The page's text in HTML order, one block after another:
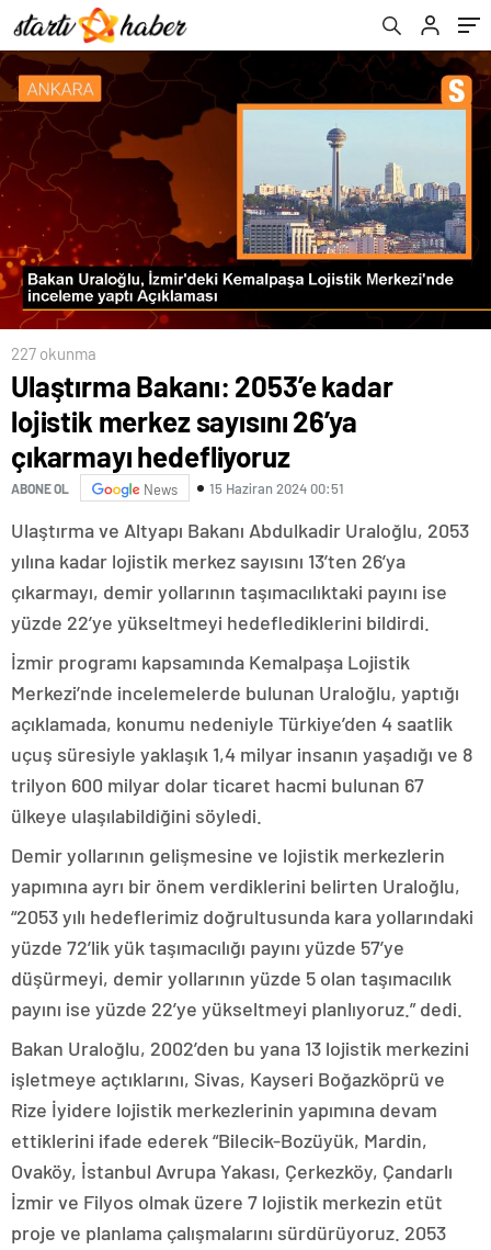
227 okunma
Ulaştırma Bakanı: 2053’e kadar
lojistik merkez sayısını 26’ya
çıkarmayı hedefliyoruz
ABONE OL News 15 Haziran 2024 00:51
Ulaştırma ve Altyapı Bakanı Abdulkadir Uraloğlu, 2053
yılına kadar lojistik merkez sayısını 13’ten 26’ya
çıkarmayı, demir yollarının taşımacılıktaki payını ise
yüzde 22’ye yükseltmeyi hedeflediklerini bildirdi.
İzmir programı kapsamında Kemalpaşa Lojistik
Merkezi’nde incelemelerde bulunan Uraloğlu, yaptığı
açıklamada, konumu nedeniyle Türkiye’den 4 saatlik
uçuş süresiyle yaklaşık 1,4 milyar insanın yaşadığı ve 8
trilyon 600 milyar dolar ticaret hacmi bulunan 67
ülkeye ulaşılabildiğini söyledi.
Demir yollarının gelişmesine ve lojistik merkezlerin
yapımına ayrı bir önem verdiklerini belirten Uraloğlu,
“2053 yılı hedeflerimiz doğrultusunda kara yollarındaki
yüzde 72’lik yük taşımacılığı payını yüzde 57’ye
düşürmeyi, demir yollarının yüzde 5 olan taşımacılık
payını ise yüzde 22’ye yükseltmeyi planlıyoruz.” dedi.
Bakan Uraloğlu, 2002’den bu yana 13 lojistik merkezini
işletmeye açtıklarını, Sivas, Kayseri Boğazköprü ve
Rize İyidere lojistik merkezlerinin yapımına devam
ettiklerini ifade ederek “Bilecik-Bozüyük, Mardin,
Ovaköy, İstanbul Avrupa Yakası, Çerkezköy, Çandarlı
İzmir ve Filyos olmak üzere 7 lojistik merkezin etüt
proje ve planlama çalışmalarını sürdürüyoruz. 2053